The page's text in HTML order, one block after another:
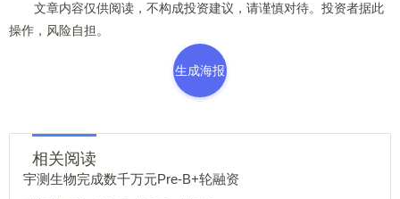
文章内容仅供阅读，不构成投资建议，请谨慎对待。投资者据此
操作，风险自担。
生成海报
相关阅读
宇测生物完成数千万元Pre-B+轮融资